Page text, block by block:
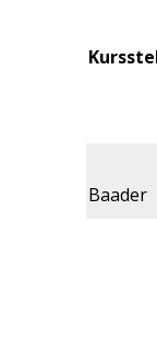
Baader